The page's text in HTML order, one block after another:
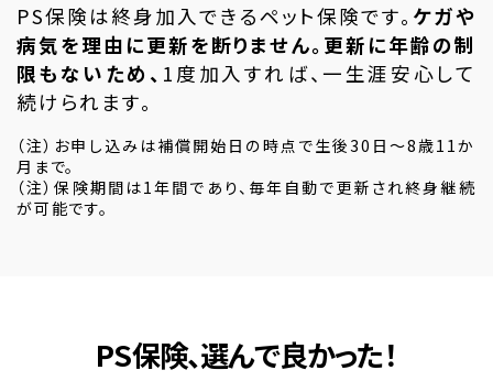
PS保険は終身加入できるペット保険です。 ケガや
病気を理由に更新を断りません。更新に年齢の制
限もないため、 1度加入すれば、一生涯安心して
続けられます。
（注）お申し込みは補償開始日の時点で生後30日～8歳11か
月まで。
（注）保険期間は1年間であり、毎年自動で更新され終身継続
が可能です。
PS保険、選んで良かった！